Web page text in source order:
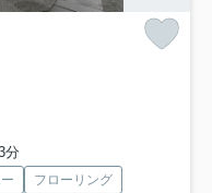
分
フローリング